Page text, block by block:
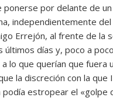
por delante de un
independientemente
Errejón, al frente de la
días y, poco a
lo que querían que fuera
la discreción con la que
estropear el «golpe